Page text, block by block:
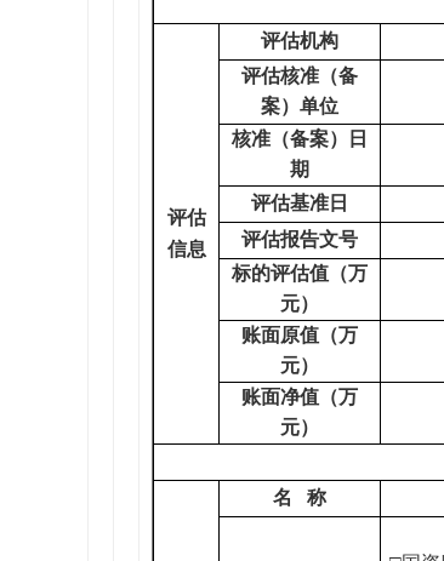
评估
信息
评估机构
评估核准（备
案）单位
核准（备案）日
期
评估基准日
评估报告文号
标的评估值（万
元）
账面原值（万
元）
账面净值（万
元）
名 称